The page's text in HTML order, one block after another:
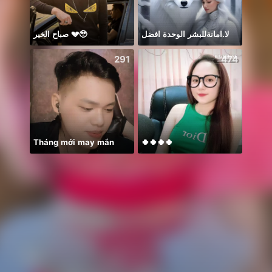
صباح الخير 💔🥹 لا.امانةللبشر الوحدة افضل
291
Tháng mới may mắn
474
🍀🍀🍀🍀